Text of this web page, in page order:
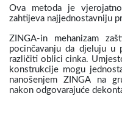
Ova metoda je
zahtijeva najjednostavniju
ZINGA-in mehanizam
pocinčavanju da djeluju u
različiti oblici cinka.
konstrukcije mogu
nanošenjem ZINGA na
nakon odgovarajuće